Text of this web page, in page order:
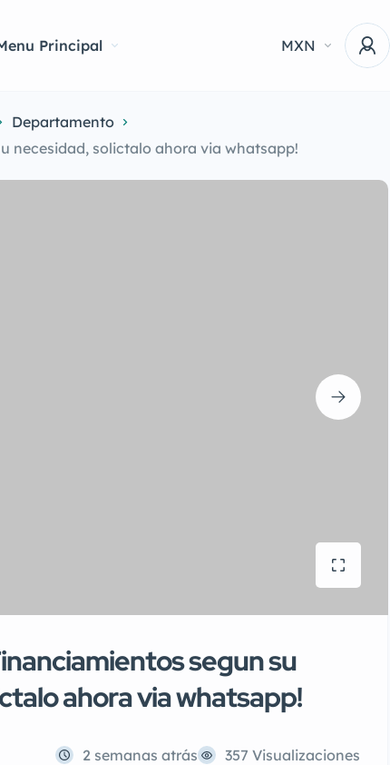
Principal MXN
Departamento
necesidad, solictalo ahora via whatsapp!
segun su
ahora via whatsapp!
2 semanas atrás 357 Visualizaciones